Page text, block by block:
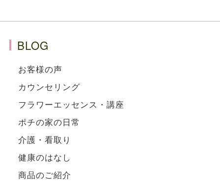
BLOG
お客様の声
カウンセリング
フラワーエッセンス・講座
ポチの家の日常
介護・看取り
健康のはなし
商品のご紹介